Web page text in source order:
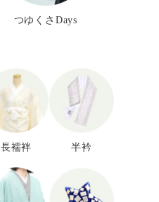
つゆくさDays
長襦袢 半衿